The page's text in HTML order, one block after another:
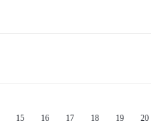
15 16 17 18 19 20